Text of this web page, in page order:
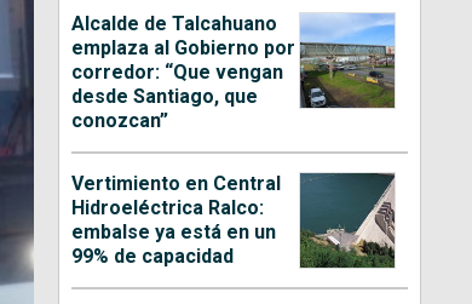
Alcalde de Talcahuano
emplaza al Gobierno por
corredor: “Que vengan
desde Santiago, que
conozcan”
Vertimiento en Central
Hidroeléctrica Ralco:
embalse ya está en un
99% de capacidad